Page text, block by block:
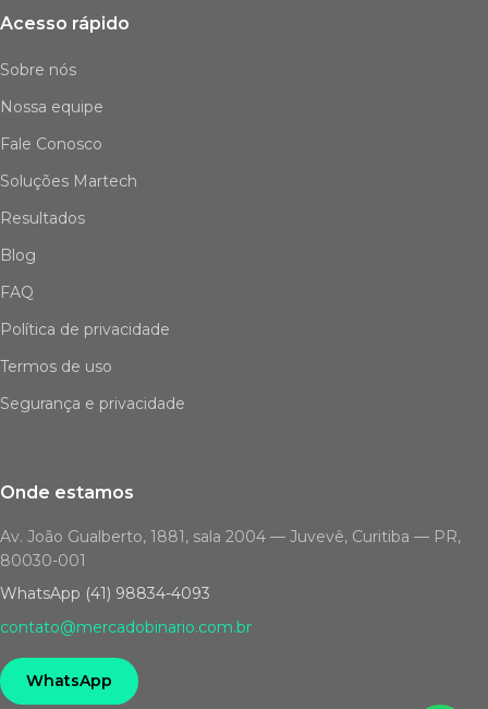
Acesso rápido
Sobre nós
Nossa equipe
Fale Conosco
Soluções Martech
Resultados
Blog
FAQ
Política de privacidade
Termos de uso
Segurança e privacidade
Onde estamos
Av. João Gualberto, 1881, sala 2004 — Juvevê, Curitiba — PR,
80030-001
WhatsApp (41) 98834-4093
contato@mercadobinario.com.br
WhatsApp